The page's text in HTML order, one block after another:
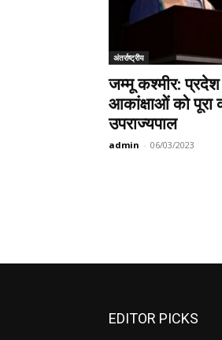
अंतर्राष्ट्रीय
जम्मू कश्मीर:
आकांक्षाओं को पूरा
उपराज्यपाल
admin - 06/03/2023
EDITOR PICKS